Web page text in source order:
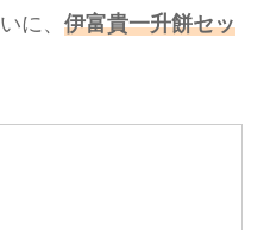
に、 伊富貴一升餅セッ